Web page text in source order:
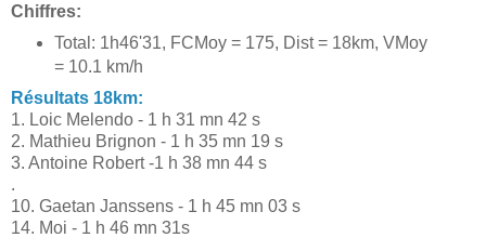
Chiffres:
Total: 1h46'31, FCMoy = 175, Dist = 18km, VMoy
= 10.1 km/h
Résultats 18km:
1. Loic Melendo - 1 h 31 mn 42 s
2. Mathieu Brignon - 1 h 35 mn 19 s
3. Antoine Robert -1 h 38 mn 44 s
.
10. Gaetan Janssens - 1 h 45 mn 03 s
14. Moi - 1 h 46 mn 31s